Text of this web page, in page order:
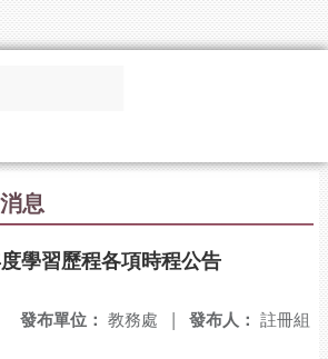
息
學習歷程各項時程公告
發布人： 註冊組
發布單位： 教務處 |